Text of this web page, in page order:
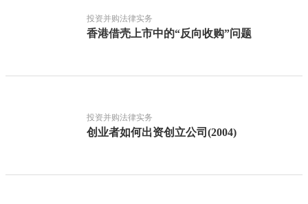
投资并购法律实务
香港借壳上市中的“反向收购”问题
投资并购法律实务
创业者如何出资创立公司(2004)